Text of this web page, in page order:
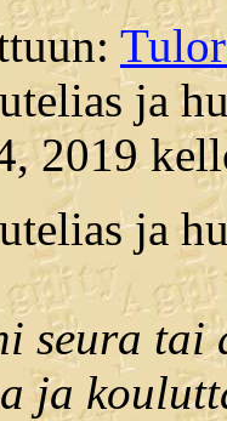
ja
2019
ja
seura
ja